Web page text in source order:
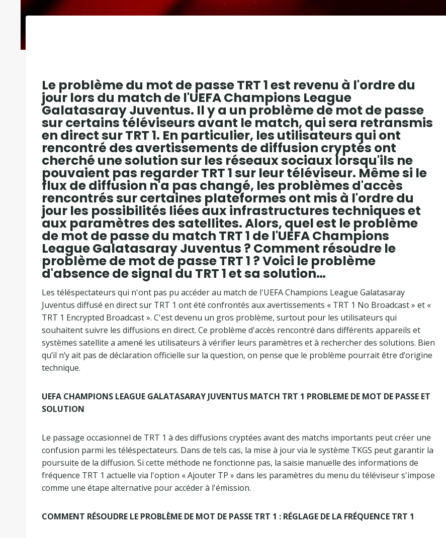
Le problème du mot de passe TRT 1 est revenu à l'ordre du
jour lors du match de l'UEFA Champions League
Galatasaray Juventus. Il y a un problème de mot de passe
sur certains téléviseurs avant le match, qui sera retransmis
en direct sur TRT 1. En particulier, les utilisateurs qui ont
rencontré des avertissements de diffusion cryptés ont
cherché une solution sur les réseaux sociaux lorsqu'ils ne
pouvaient pas regarder TRT 1 sur leur téléviseur. Même si le
flux de diffusion n'a pas changé, les problèmes d'accès
rencontrés sur certaines plateformes ont mis à l'ordre du
jour les possibilités liées aux infrastructures techniques et
aux paramètres des satellites. Alors, quel est le problème
de mot de passe du match TRT 1 de l'UEFA Champions
League Galatasaray Juventus ? Comment résoudre le
problème de mot de passe TRT 1 ? Voici le problème
d'absence de signal du TRT 1 et sa solution…
Les téléspectateurs qui n'ont pas pu accéder au match de l'UEFA Champions League Galatasaray
Juventus diffusé en direct sur TRT 1 ont été confrontés aux avertissements « TRT 1 No Broadcast » et «
TRT 1 Encrypted Broadcast ». C'est devenu un gros problème, surtout pour les utilisateurs qui
souhaitent suivre les diffusions en direct. Ce problème d'accès rencontré dans différents appareils et
systèmes satellite a amené les utilisateurs à vérifier leurs paramètres et à rechercher des solutions. Bien
qu’il n’y ait pas de déclaration officielle sur la question, on pense que le problème pourrait être d’origine
technique.
UEFA CHAMPIONS LEAGUE GALATASARAY JUVENTUS MATCH TRT 1 PROBLEME DE MOT DE PASSE ET
SOLUTION
Le passage occasionnel de TRT 1 à des diffusions cryptées avant des matchs importants peut créer une
confusion parmi les téléspectateurs. Dans de tels cas, la mise à jour via le système TKGS peut garantir la
poursuite de la diffusion. Si cette méthode ne fonctionne pas, la saisie manuelle des informations de
fréquence TRT 1 actuelle via l'option « Ajouter TP » dans les paramètres du menu du téléviseur s'impose
comme une étape alternative pour accéder à l'émission.
COMMENT RÉSOUDRE LE PROBLÈME DE MOT DE PASSE TRT 1 : RÉGLAGE DE LA FRÉQUENCE TRT 1